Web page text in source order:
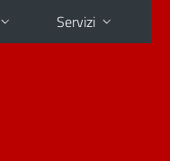
Servizi